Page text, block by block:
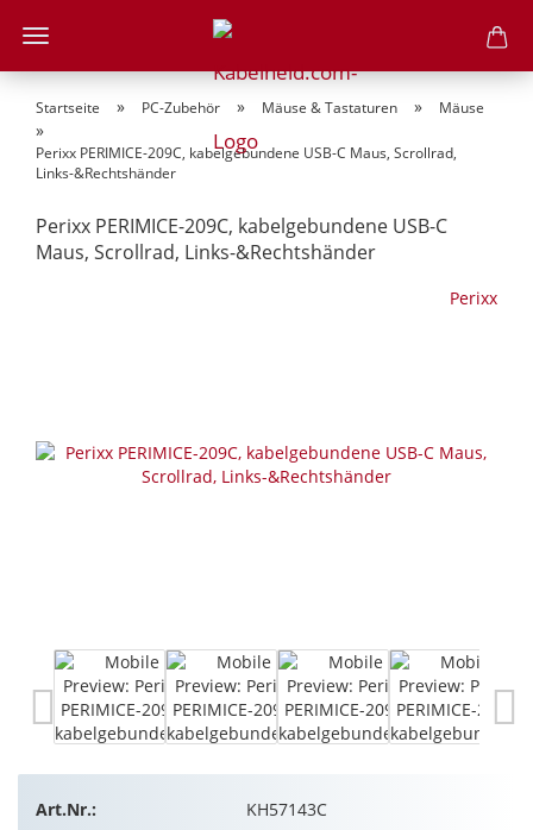
Startseite » PC-Zubehör » Mäuse & Tastaturen » Mäuse
»
Perixx PERIMICE-209C, kabelgebundene USB-C Maus, Scrollrad,
Links-&Rechtshänder
Perixx PERIMICE-209C, kabelgebundene USB-C
Maus, Scrollrad, Links-&Rechtshänder
Perixx
Art.Nr.:
KH57143C